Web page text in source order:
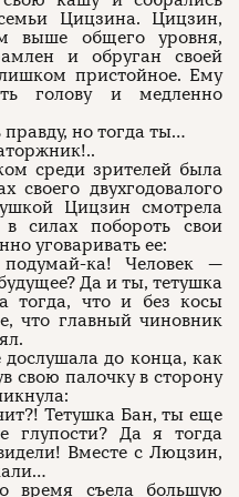
Цицзина. Цицзин,
выше общего уровня,
и обруган своей
пристойное. Ему
голову и медленно
но тогда ты…
среди зрителей была
своего двухгодовалого
Цицзин смотрела
силах побороть свои
уговаривать ее:
ка! Человек —
Да и ты, тетушка
тогда, что и без косы
что главный чиновник
до конца, как
свою палочку в сторону
Тетушка Бан, ты еще
глупости? Да я тогда
Вместе с Люцзин,
время съела большую